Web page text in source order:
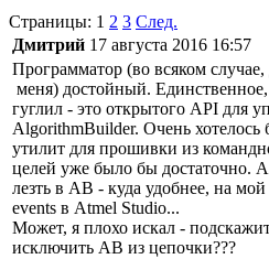
Страницы: 1 2 3 След.
Дмитрий 17 августа 2016 16:57
Программатор (во всяком
меня) достойный.
гуглил - это открытого API для
AlgorithmBuilder. Очень
утилит для прошивки из
целей уже было бы достаточно.
лезть в AB - куда удобнее, на
events в Atmel Studio...
Может, я плохо искал -
исключить AB из цепочки???